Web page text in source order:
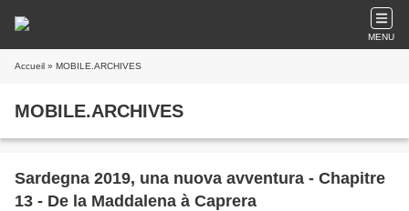
MENU
Accueil » MOBILE.ARCHIVES
MOBILE.ARCHIVES
Sardegna 2019, una nuova avventura - Chapitre
13 - De la Maddalena à Caprera